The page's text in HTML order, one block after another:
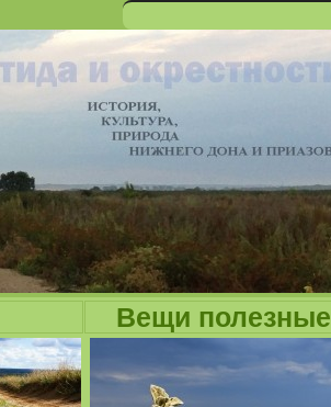
Форма
поиска
Поиск
Вещи полезные